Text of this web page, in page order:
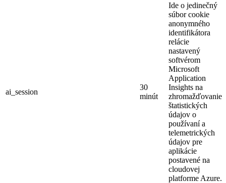
ai_session
30
minút
Ide o jedinečný
súbor cookie
anonymného
identifikátora
relácie
nastavený
softvérom
Microsoft
Application
Insights na
zhromažďovanie
štatistických
údajov o
používaní a
telemetrických
údajov pre
aplikácie
postavené na
cloudovej
platforme Azure.